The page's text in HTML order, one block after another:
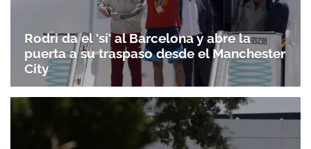
Rodri da el 'sí' al Barcelona y abre la
puerta a su traspaso desde el Manchester
City